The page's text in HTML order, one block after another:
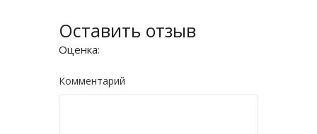
Оставить отзыв
Оценка:
Комментарий